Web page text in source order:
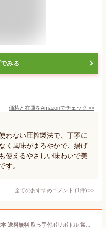
みる
価格と在庫をAmazonでチェック >>
わない圧搾製法で、丁寧に
く風味がまろやかで、揚げ
使えるやさしい味わいで美
す。
全てのおすすめコメント (1件) >
築野食品 国産こめ油 1箱 1.5L×2本 送料無料 取っ手付ポリボトル 常温保存 抗酸化成分 ビタミンE γーオリザノール 米油